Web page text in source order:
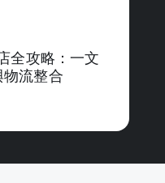
全攻略：一文
流整合